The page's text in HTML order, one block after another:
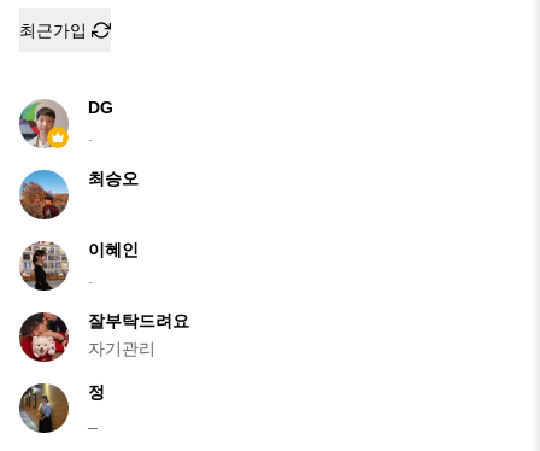
최근가입
DG
최승오
이혜인
잘부탁드려요
자기관리
정